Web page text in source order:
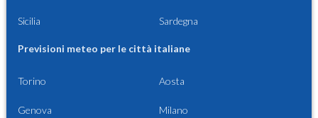
Sicilia Sardegna
Previsioni meteo per le città italiane
Torino Aosta
Genova Milano